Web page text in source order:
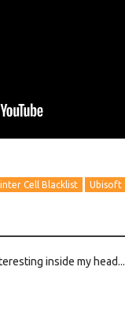
Cell Blacklist Ubisoft
inside my head...